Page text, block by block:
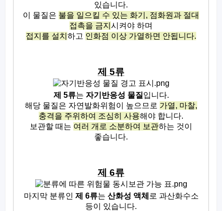
있습니다.
이 물질은 불을 일으킬 수 있는 화기 , 점화원과 절대
접촉을 금지 시켜야 하며
접지를 설치 하고 인화점 이상 가열하면 안됩니다.
제 5류
제 5류는 자기반응성 물질 입니다.
해당 물질은 자연발화위험이 높으므로 가열, 마찰,
충격을 주위하여 조심히 사용해야 합니다.
보관할 때는 여러 개로 소분하여 보관하는 것이
좋습니다.
제 6류
마지막 분류인 제 6류는 산화성 액체 로 과산화수소
등이 있습니다.